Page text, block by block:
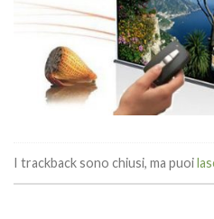
I trackback sono chiusi, ma puoi